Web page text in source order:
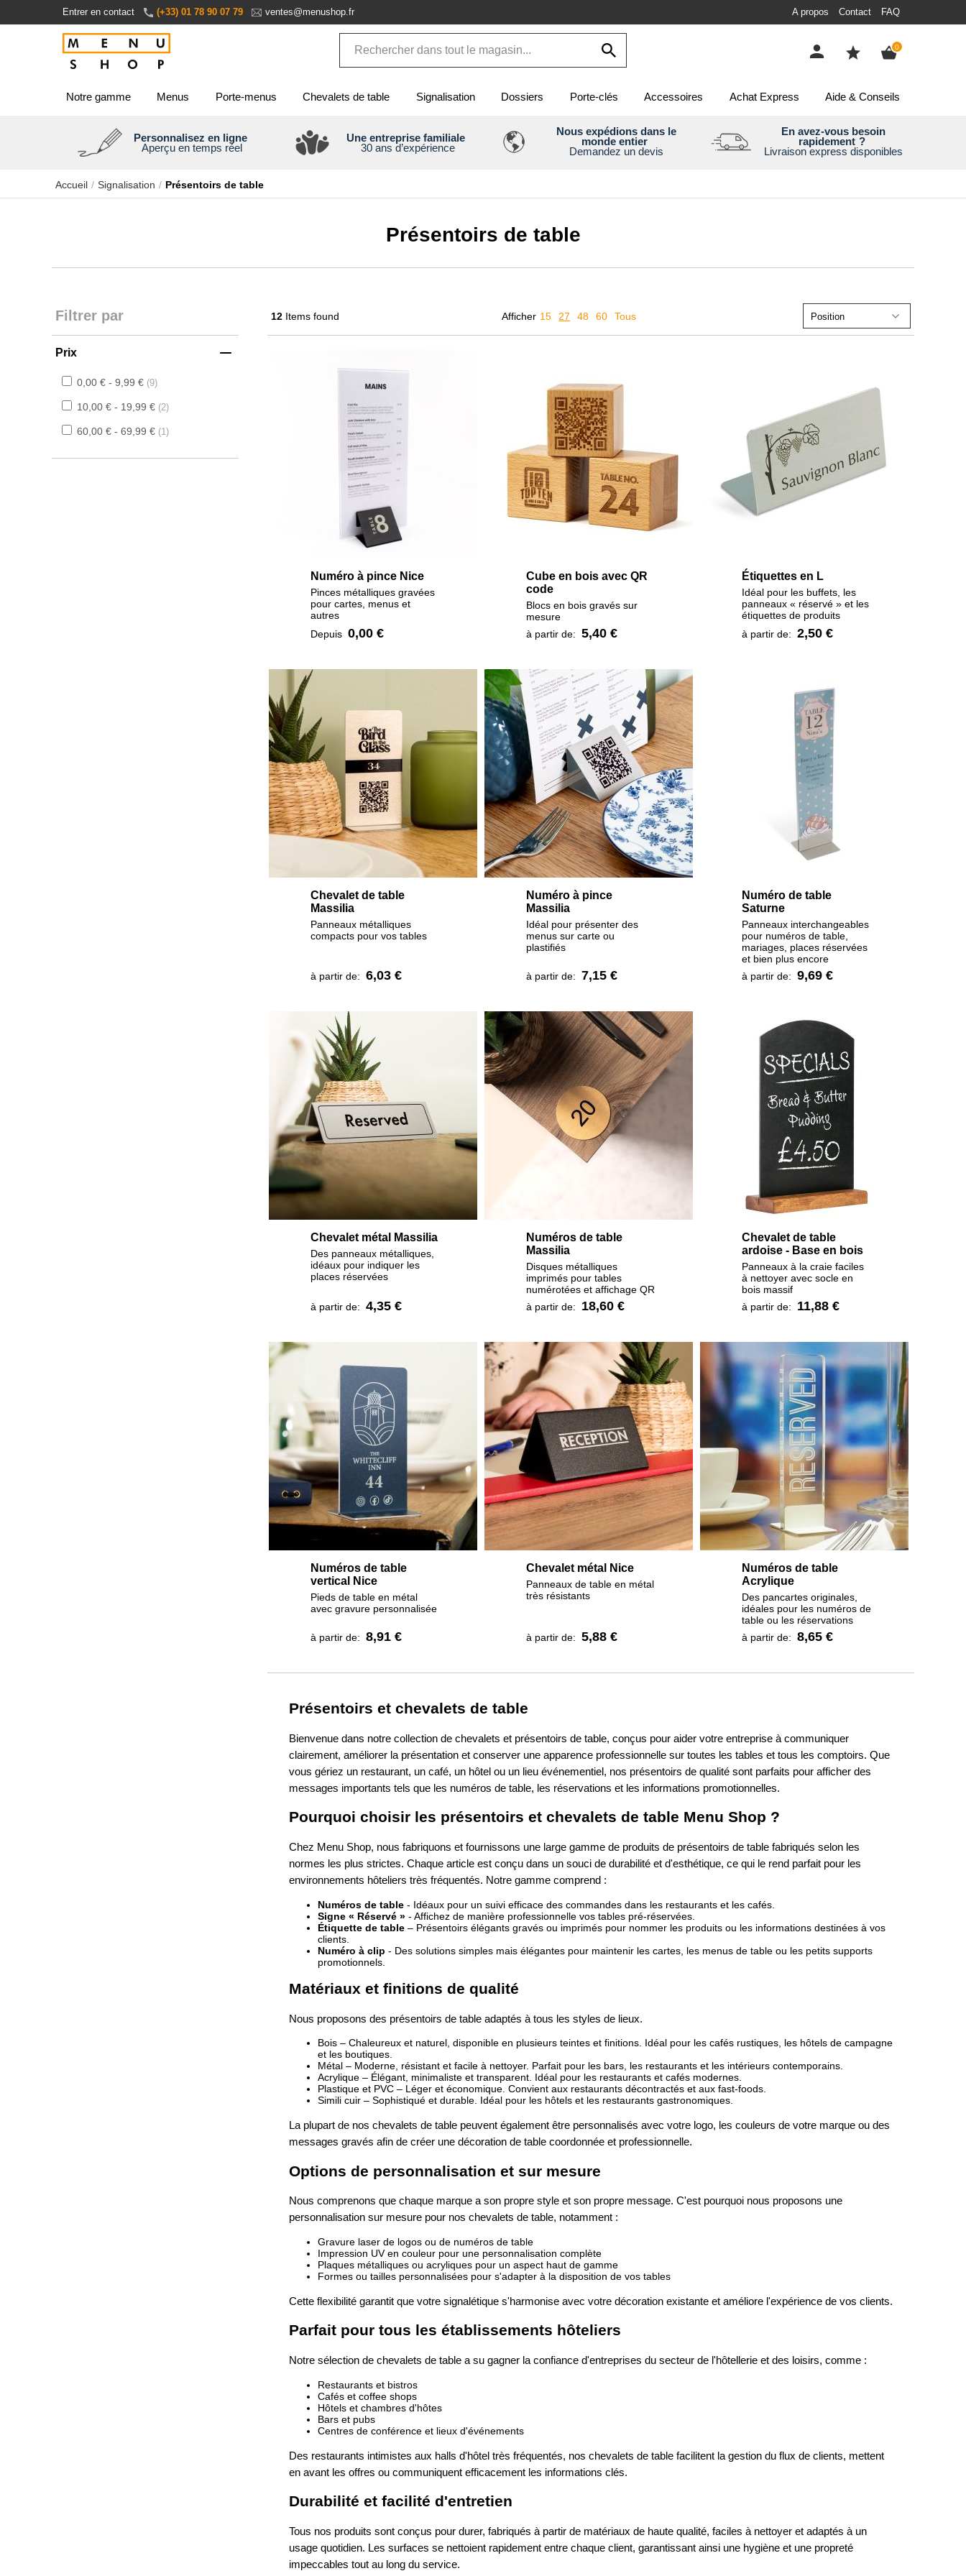
contenu
Entrer en contact (+33) 01 78 90 07 79 ventes@menushop.fr A propos Contact FAQ
0items
Notre gamme Menus Porte-menus Chevalets de table Signalisation Dossiers Porte-clés Accessoires Achat Express Aide & Conseils
Personnalisez en ligne
Aperçu en temps réel
Une entreprise familiale
30 ans d’expérience
Nous expédions dans le
monde entier
Demandez un devis
En avez-vous besoin
rapidement ?
Livraison express disponibles
Accueil Signalisation Présentoirs de table
Présentoirs de table
12 Items found Afficher 15 27 48 60 Tous
Numéro à pince Nice
Pinces métalliques gravées
pour cartes, menus et
autres
Depuis 0,00 €
Cube en bois avec QR
code
Blocs en bois gravés sur
mesure
à partir de: 5,40 €
Étiquettes en L
Idéal pour les buffets, les
panneaux « réservé » et les
étiquettes de produits
à partir de: 2,50 €
Chevalet de table
Massilia
Panneaux métalliques
compacts pour vos tables
à partir de: 6,03 €
Numéro à pince
Massilia
Idéal pour présenter des
menus sur carte ou
plastifiés
à partir de: 7,15 €
Numéro de table
Saturne
Panneaux interchangeables
pour numéros de table,
mariages, places réservées
et bien plus encore
à partir de: 9,69 €
Chevalet métal Massilia
Des panneaux métalliques,
idéaux pour indiquer les
places réservées
à partir de: 4,35 €
Numéros de table
Massilia
Disques métalliques
imprimés pour tables
numérotées et affichage QR
à partir de:
18,60 €
Chevalet de table
ardoise - Base en bois
Panneaux à la craie faciles
à nettoyer avec socle en
bois massif
à partir de:
11,88 €
Numéros de table
vertical Nice
Pieds de table en métal
avec gravure personnalisée
à partir de: 8,91 €
Chevalet métal Nice
Panneaux de table en métal
très résistants
à partir de: 5,88 €
Numéros de table
Acrylique
Des pancartes originales,
idéales pour les numéros de
table ou les réservations
à partir de: 8,65 €
Présentoirs et chevalets de table
Bienvenue dans notre collection de chevalets et présentoirs de table, conçus pour aider votre entreprise à communiquer
clairement, améliorer la présentation et conserver une apparence professionnelle sur toutes les tables et tous les comptoirs. Que
vous gériez un restaurant, un café, un hôtel ou un lieu événementiel, nos présentoirs de qualité sont parfaits pour afficher des
messages importants tels que les numéros de table, les réservations et les informations promotionnelles.
Pourquoi choisir les présentoirs et chevalets de table Menu Shop ?
Chez Menu Shop, nous fabriquons et fournissons une large gamme de produits de présentoirs de table fabriqués selon les
normes les plus strictes. Chaque article est conçu dans un souci de durabilité et d'esthétique, ce qui le rend parfait pour les
environnements hôteliers très fréquentés. Notre gamme comprend :
Numéros de table - Idéaux pour un suivi efficace des commandes dans les restaurants et les cafés.
Signe « Réservé » - Affichez de manière professionnelle vos tables pré-réservées.
Étiquette de table – Présentoirs élégants gravés ou imprimés pour nommer les produits ou les informations destinées à vos
clients.
Numéro à clip - Des solutions simples mais élégantes pour maintenir les cartes, les menus de table ou les petits supports
promotionnels.
Matériaux et finitions de qualité
Nous proposons des présentoirs de table adaptés à tous les styles de lieux.
Bois – Chaleureux et naturel, disponible en plusieurs teintes et finitions. Idéal pour les cafés rustiques, les hôtels de campagne
et les boutiques.
Métal – Moderne, résistant et facile à nettoyer. Parfait pour les bars, les restaurants et les intérieurs contemporains.
Acrylique – Élégant, minimaliste et transparent. Idéal pour les restaurants et cafés modernes.
Plastique et PVC – Léger et économique. Convient aux restaurants décontractés et aux fast-foods.
Simili cuir – Sophistiqué et durable. Idéal pour les hôtels et les restaurants gastronomiques.
La plupart de nos chevalets de table peuvent également être personnalisés avec votre logo, les couleurs de votre marque ou des
messages gravés afin de créer une décoration de table coordonnée et professionnelle.
Options de personnalisation et sur mesure
Nous comprenons que chaque marque a son propre style et son propre message. C'est pourquoi nous proposons une
personnalisation sur mesure pour nos chevalets de table, notamment :
Gravure laser de logos ou de numéros de table
Impression UV en couleur pour une personnalisation complète
Plaques métalliques ou acryliques pour un aspect haut de gamme
Formes ou tailles personnalisées pour s'adapter à la disposition de vos tables
Cette flexibilité garantit que votre signalétique s'harmonise avec votre décoration existante et améliore l'expérience de vos clients.
Parfait pour tous les établissements hôteliers
Notre sélection de chevalets de table a su gagner la confiance d'entreprises du secteur de l'hôtellerie et des loisirs, comme :
Restaurants et bistros
Cafés et coffee shops
Hôtels et chambres d'hôtes
Bars et pubs
Centres de conférence et lieux d'événements
Des restaurants intimistes aux halls d'hôtel très fréquentés, nos chevalets de table facilitent la gestion du flux de clients, mettent
en avant les offres ou communiquent efficacement les informations clés.
Durabilité et facilité d'entretien
Tous nos produits sont conçus pour durer, fabriqués à partir de matériaux de haute qualité, faciles à nettoyer et adaptés à un
usage quotidien. Les surfaces se nettoient rapidement entre chaque client, garantissant ainsi une hygiène et une propreté
impeccables tout au long du service.
Filtrer par
Prix
0,00 € - 9,99 € 9
10,00 € - 19,99 € 2
60,00 € - 69,99 € 1